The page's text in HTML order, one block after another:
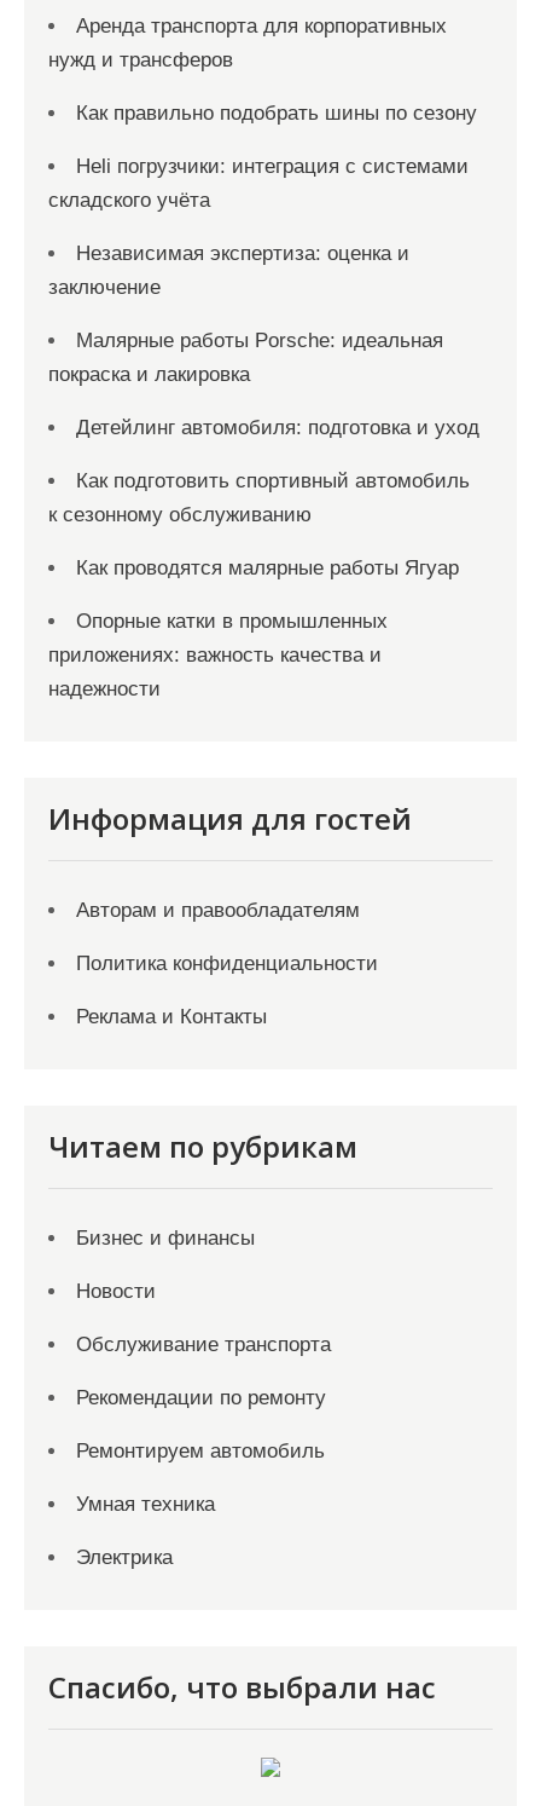
Аренда транспорта для корпоративных
нужд и трансферов
Как правильно подобрать шины по сезону
Heli погрузчики: интеграция с системами
складского учёта
Независимая экспертиза: оценка и
заключение
Малярные работы Porsche: идеальная
покраска и лакировка
Детейлинг автомобиля: подготовка и уход
Как подготовить спортивный автомобиль
к сезонному обслуживанию
Как проводятся малярные работы Ягуар
Опорные катки в промышленных
приложениях: важность качества и
надежности
Информация для гостей
Авторам и правообладателям
Политика конфиденциальности
Реклама и Контакты
Читаем по рубрикам
Бизнес и финансы
Новости
Обслуживание транспорта
Рекомендации по ремонту
Ремонтируем автомобиль
Умная техника
Электрика
Спасибо, что выбрали нас